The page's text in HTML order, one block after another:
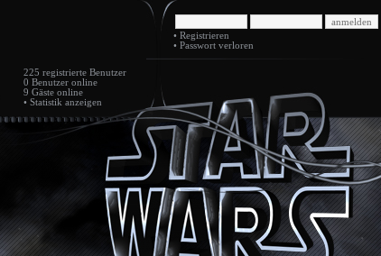
• Registrieren
• Passwort verloren
225 registrierte Benutzer
0 Benutzer online
9 Gäste online
• Statistik anzeigen